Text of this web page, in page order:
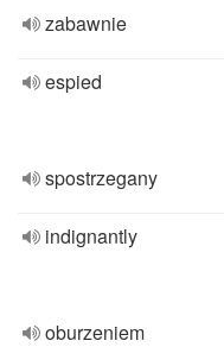
zabawnie
espied
spostrzegany
indignantly
oburzeniem